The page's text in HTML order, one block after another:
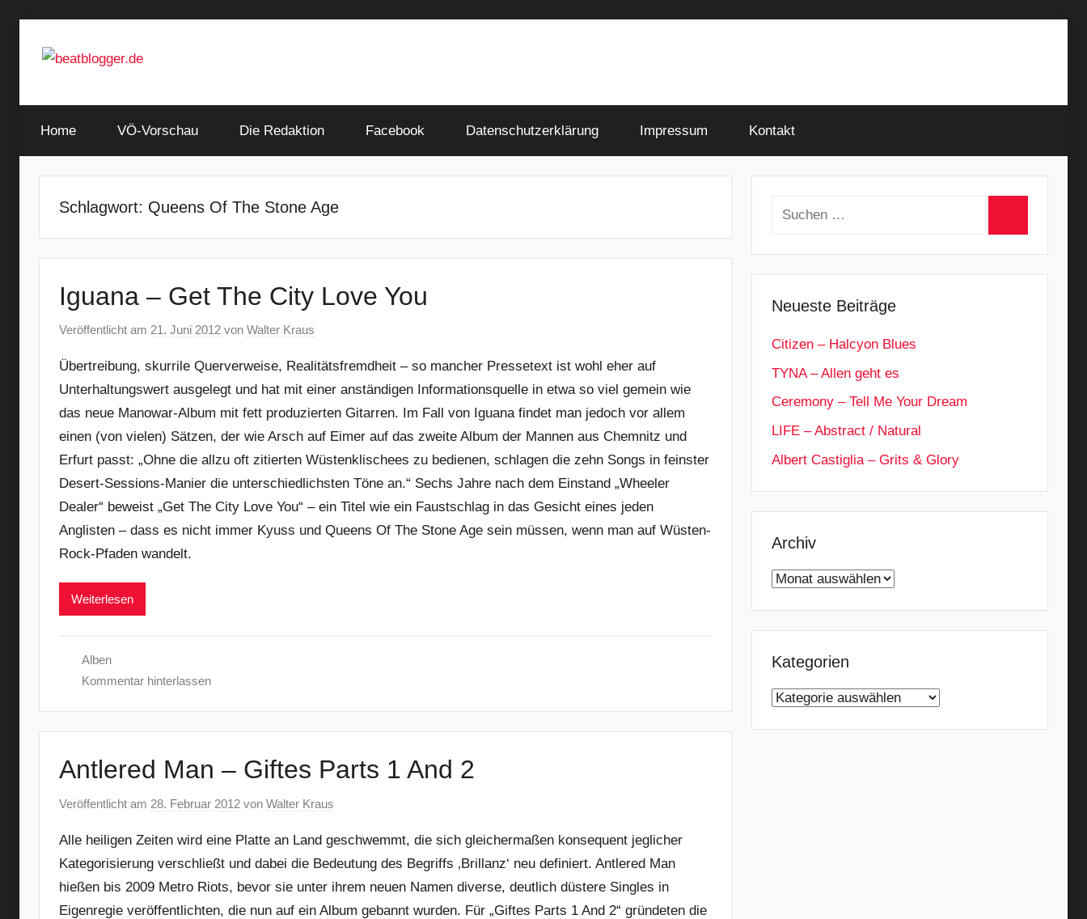
Inhalt
beatblogger.de
and
the
Home VÖ-Vorschau Die Redaktion Facebook Datenschutzerklärung Impressum Kontakt
Schlagwort: Queens Of The Stone Age
Iguana – Get The City Love You
Veröffentlicht am 21. Juni 2012 von Walter Kraus
Übertreibung, skurrile Querverweise, Realitätsfremdheit – so mancher Pressetext ist wohl eher auf
Unterhaltungswert ausgelegt und hat mit einer anständigen Informationsquelle in etwa so viel gemein wie
das neue Manowar-Album mit fett produzierten Gitarren. Im Fall von Iguana findet man jedoch vor allem
einen (von vielen) Sätzen, der wie Arsch auf Eimer auf das zweite Album der Mannen aus Chemnitz und
Erfurt passt: „Ohne die allzu oft zitierten Wüstenklischees zu bedienen, schlagen die zehn Songs in feinster
Desert-Sessions-Manier die unterschiedlichsten Töne an.“ Sechs Jahre nach dem Einstand „Wheeler
Dealer“ beweist „Get The City Love You“ – ein Titel wie ein Faustschlag in das Gesicht eines jeden
Anglisten – dass es nicht immer Kyuss und Queens Of The Stone Age sein müssen, wenn man auf Wüsten-
Rock-Pfaden wandelt.
Weiterlesen
Alben
Kommentar hinterlassen
Antlered Man – Giftes Parts 1 And 2
Veröffentlicht am 28. Februar 2012 von Walter Kraus
Alle heiligen Zeiten wird eine Platte an Land geschwemmt, die sich gleichermaßen konsequent jeglicher
Kategorisierung verschließt und dabei die Bedeutung des Begriffs ‚Brillanz‘ neu definiert. Antlered Man
hießen bis 2009 Metro Riots, bevor sie unter ihrem neuen Namen diverse, deutlich düstere Singles in
Eigenregie veröffentlichten, die nun auf ein Album gebannt wurden. Für „Giftes Parts 1 And 2“ gründeten die
Suchen
Neueste Beiträge
Citizen – Halcyon Blues
TYNA – Allen geht es
Ceremony – Tell Me Your Dream
LIFE – Abstract / Natural
Albert Castiglia – Grits & Glory
Archiv
Archiv
Kategorien
Kategorien